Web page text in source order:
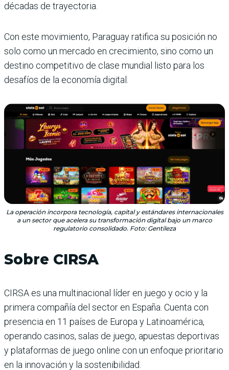
décadas de trayectoria.
Con este movimiento, Paraguay ratifica su posición no
solo como un mercado en crecimiento, sino como un
destino competitivo de clase mundial listo para los
desafíos de la economía digital.
La operación incorpora tecnología, capital y estándares internacionales
a un sector que acelera su transformación digital bajo un marco
regulatorio consolidado. Foto: Gentileza
Sobre CIRSA
CIRSA es una multinacional líder en juego y ocio y la
primera compañía del sector en España. Cuenta con
presencia en 11 países de Europa y Latinoamérica,
operando casinos, salas de juego, apuestas deportivas
y plataformas de juego online con un enfoque prioritario
en la innovación y la sostenibilidad.